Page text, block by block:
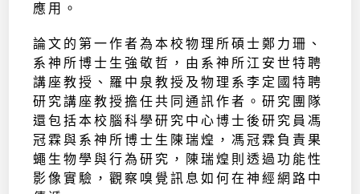
應用。
論文的第一作者為本校物理所碩士鄭力珊、
系神所博士生強敬哲，由系神所江安世特聘
講座教授、羅中泉教授及物理系李定國特聘
研究講座教授擔任共同通訊作者。研究團隊
還包括本校腦科學研究中心博士後研究員馮
冠霖與系神所博士生陳瑞煌，馮冠霖負責果
蠅生物學與行為研究，陳瑞煌則透過功能性
影像實驗，觀察嗅覺訊息如何在神經網路中